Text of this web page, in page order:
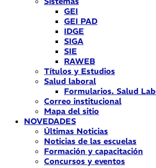
GEI
GEI PAD
IDGE
SIGA
SIE
RAWEB
Títulos y Estudios
Salud laboral
Formularios. Salud
Correo institucional
Mapa del sitio
NOVEDADES
Últimas Noticias
Noticias de las escuelas
Formación y capacitación
Concursos y eventos